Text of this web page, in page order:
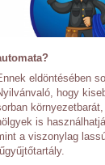
eldöntésében
hogy
is
a viszonylag